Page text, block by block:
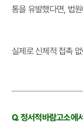
통을 유발했다면, 법
실제로 신체적 접촉
Q. 정서적바람고소에